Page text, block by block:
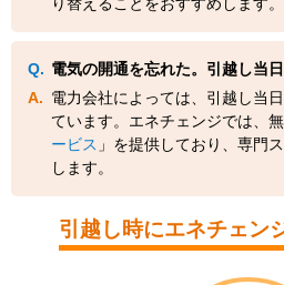
電気の開通を忘れた。引越し当
電力会社によっては、引越し当
ています。エネチェンジでは、
ービス 」を提供しており、専門
します。
引越し時にエネチェン